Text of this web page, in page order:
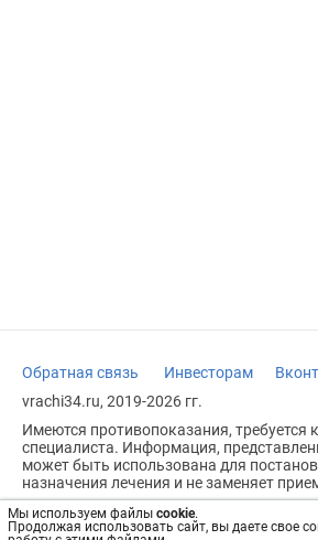
Мы используем файлы cookie.
Продолжая использовать сайт, вы даете свое
Обратная связь Инвесторам
vrachi34.ru, 2019-2026 гг.
Имеются противопоказания, требуется
специалиста. Информация,
может быть использована для
назначения лечения и не заменяет
Возрастное ограничение: 18+